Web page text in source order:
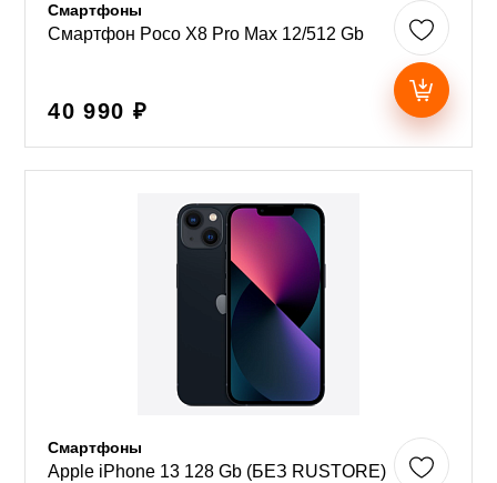
Смартфоны
Смартфон Poco X8 Pro Max 12/512 Gb
40 990 ₽
Смартфоны
Apple iPhone 13 128 Gb (БЕЗ RUSTORE)